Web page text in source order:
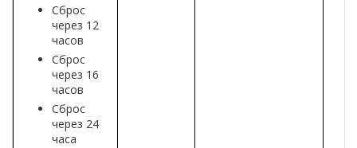
Сброс
через 12
часов
Сброс
через 16
часов
Сброс
через 24
часа